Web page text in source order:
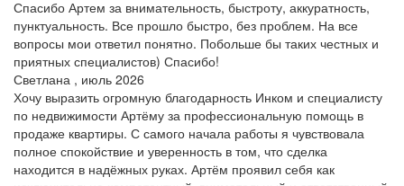
Спасибо Артем за внимательность, быстроту, аккуратность,
пунктуальность. Все прошло быстро, без проблем. На все
вопросы мои ответил понятно. Побольше бы таких честных и
приятных специалистов) Спасибо!
Светлана , июль 2026
Хочу выразить огромную благодарность Инком и специалисту
по недвижимости Артёму за профессиональную помощь в
продаже квартиры. С самого начала работы я чувствовала
полное спокойствие и уверенность в том, что сделка
находится в надёжных руках. Артём проявил себя как